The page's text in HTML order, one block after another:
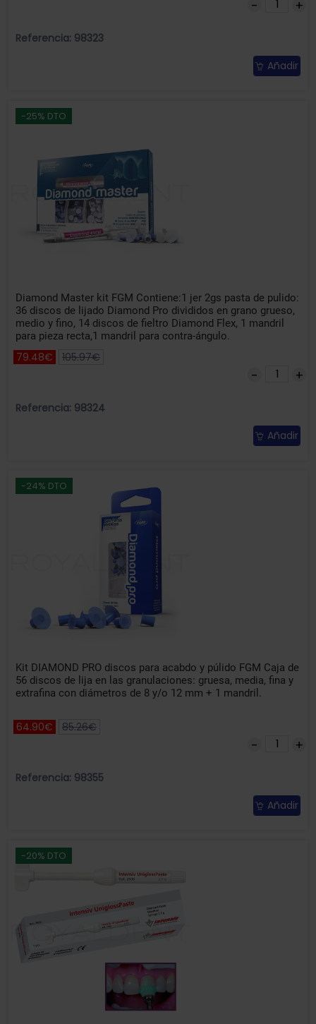
Referencia: 98323
Añadir
-25% DTO
Diamond Master kit FGM Contiene:1 jer 2gs pasta de pulido:
36 discos de lijado Diamond Pro divididos en grano grueso,
medio y fino, 14 discos de fieltro Diamond Flex, 1 mandril
para pieza recta,1 mandril para contra-ángulo.
79.48€ 105.97€
Referencia: 98324
Añadir
-24% DTO
Kit DIAMOND PRO discos para acabdo y púlido FGM Caja de
56 discos de lija en las granulaciones: gruesa, media, fina y
extrafina con diámetros de 8 y/o 12 mm + 1 mandril.
64.90€ 85.26€
Referencia: 98355
Añadir
-20% DTO